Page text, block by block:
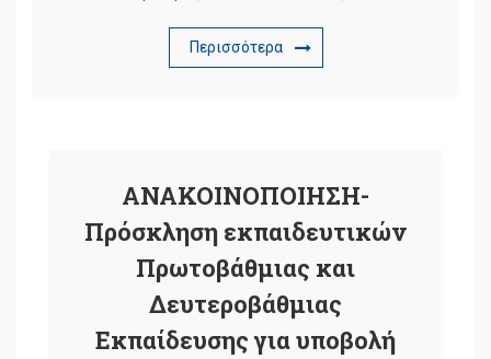
Περισσότερα
ΑΝΑΚΟΙΝΟΠΟΙΗΣΗ-
Πρόσκληση εκπαιδευτικών
Πρωτοβάθμιας και
Δευτεροβάθμιας
Εκπαίδευσης για υποβολή